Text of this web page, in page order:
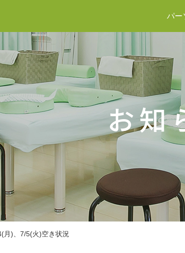
パー
お知
月)、7/5(火)空き状況